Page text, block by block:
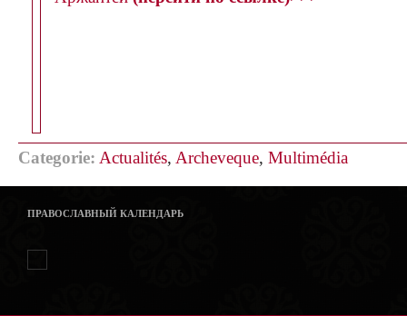
Categorie: Actualités, Archeveque, Multimédia
ПРАВОСЛАВНЫЙ КАЛЕНДАРЬ